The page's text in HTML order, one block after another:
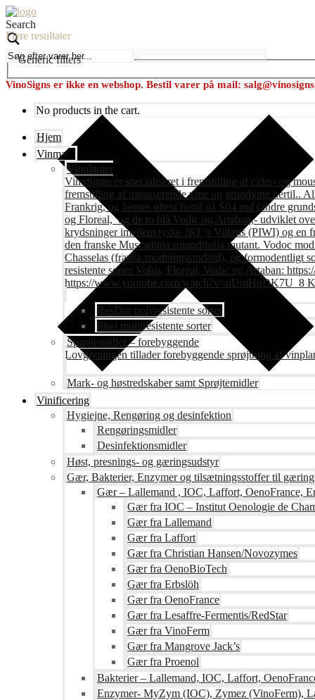
Search
Flere resultater
Generic filters
VinoSigns er ikke en webshop. Bestil varer på mail:
No products in the cart.
Hjem
Vinmark
Vinplanter
VinoSigns er specialiseret i fremstilling af cider- og
fremstilling af mousserende vine og grundvine hertil..
Frankrig, og hentes oftest hertil på S04 rod (andre
og Floreal, og de to blå Vodic og Artaban,- udviklet
krydsninger imellem tyske JKI ‘s Villaris (PIWI) og en
den franske Muscadinia rotundifolia mutant. Vodoc
Chasselas (fransk modningsstndard), og formodentligt
resistente sorter Voltis, Floreal, Vodic og Artaban:
https://www.youtube.com/watch?v=oUmHqDK7U_8
ResDur polyresistente sorter
Piwi multiresistente sorter
Sprøjtemidler – forebyggende
Lovgivningen tillader forebyggende sprøjtning af
Mark- og høstredskaber samt Sprøjtemidler
Vinificering
Hygiejne, Rengøring og desinfektion
Rengøringsmidler
Desinfektionsmidler
Høst, presnings- og gæringsudstyr
Gær, Bakterier, Enzymer og tilsætningsstoffer til gæring
Gær – Lallemand , IOC, Laffort, OenoFrance,
Gær fra IOC – Institut Oenologie de
Gær fra Lallemand
Gær fra Laffort
Gær fra Christian Hansen/Novozymes
Gær fra OenoBioTech
Gær fra Erbslöh
Gær fra OenoFrance
Gær fra Lesaffre-Fermentis/RedStar
Gær fra VinoFerm
Gær fra Mangrove Jack’s
Gær fra Proenol
Bakterier – Lallemand, IOC, Laffort,
Enzymer- MyZym (IOC), Zymez (VinoFerm),